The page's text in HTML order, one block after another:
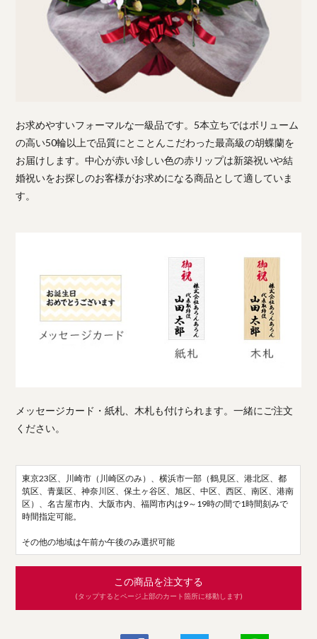
お求めやすいフォーマルな一級品です。5本立ちではボリューム
の高い50輪以上で品質にとことんこだわった最高級の胡蝶蘭を
お届けします。中心が赤い珍しい色の赤リップは新築祝いや結
婚祝いをお探しのお客様がお求めになる商品として適していま
す。
メッセージカード・紙札、木札も付けられます。一緒にご注文
ください。
東京23区、川崎市（川崎区のみ）、横浜市一部（鶴見区、港北区、都
筑区、青葉区、神奈川区、保土ヶ谷区、旭区、中区、西区、南区、港南
区）、名古屋市内、大阪市内、福岡市内は9～19時の間で1時間刻みで
時間指定可能。
その他の地域は午前か午後のみ選択可能
この商品を注文する
(タップするとページ上部のカート箇所に移動します)